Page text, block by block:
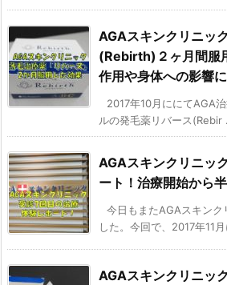
AGAスキンクリニッ
(Rebirth)２ヶ月間服
作用や身体への影響
2017年10月ににてAGA
ルの発毛薬リバース(Rebir
AGAスキンクリニッ
ート！治療開始から
今日もまたAGAスキンク
した。今回で、2017年11
AGAスキンクリニッ